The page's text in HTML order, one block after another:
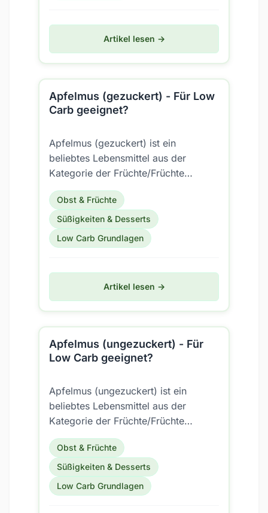
Artikel lesen →
Apfelmus (gezuckert) - Für Low
Carb geeignet?
Apfelmus (gezuckert) ist ein
beliebtes Lebensmittel aus der
Kategorie der Früchte/Früchte
gekocht (inkl. Konserven). Aber ist es
auch für eine Low Carb...
Obst & Früchte
Süßigkeiten & Desserts
Low Carb Grundlagen
Artikel lesen →
Apfelmus (ungezuckert) - Für
Low Carb geeignet?
Apfelmus (ungezuckert) ist ein
beliebtes Lebensmittel aus der
Kategorie der Früchte/Früchte
gekocht (inkl. Konserven). Aber ist es
auch für eine Low Carb...
Obst & Früchte
Süßigkeiten & Desserts
Low Carb Grundlagen